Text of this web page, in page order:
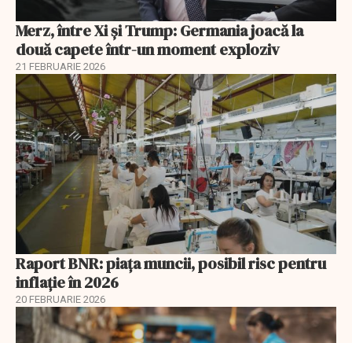
Merz, între Xi și Trump: Germania joacă la
două capete într-un moment exploziv
21 FEBRUARIE 2026
Raport BNR: piața muncii, posibil risc pentru
inflație în 2026
20 FEBRUARIE 2026